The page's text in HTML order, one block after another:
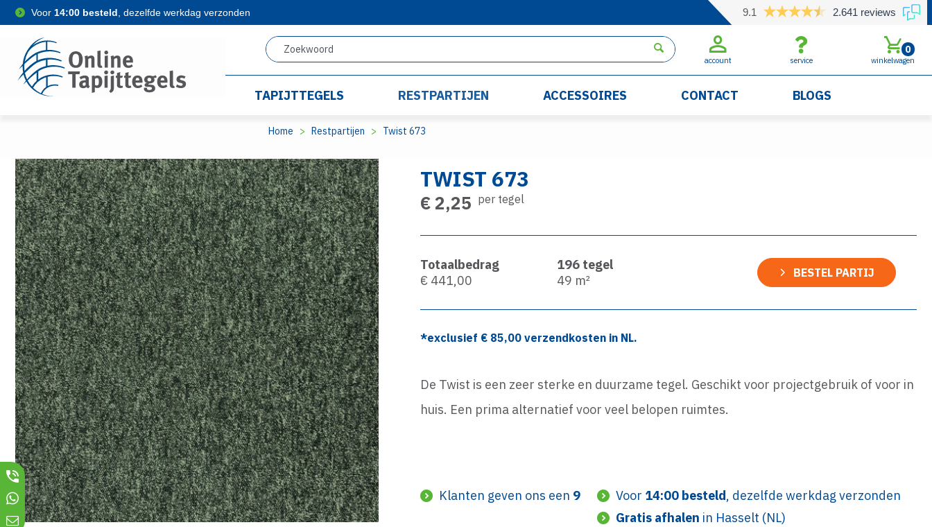
Voor 14:00 besteld , dezelfde werkdag verzonden 9.1 2.641 reviews
account service winkelwagen
0
TAPIJTTEGELS RESTPARTIJEN ACCESSOIRES CONTACT BLOGS
Home Restpartijen Twist 673
TWIST 673
€ 2,25 per tegel
Totaalbedrag
€ 441,00
196 tegel
49 m² BESTEL PARTIJ
*exclusief € 85,00 verzendkosten in NL.
De Twist is een zeer sterke en duurzame tegel. Geschikt voor projectgebruik of voor in
huis. Een prima alternatief voor veel belopen ruimtes.
Klanten geven ons een 9 Voor 14:00 besteld, dezelfde werkdag verzonden
Gratis afhalen in Hasselt (NL)